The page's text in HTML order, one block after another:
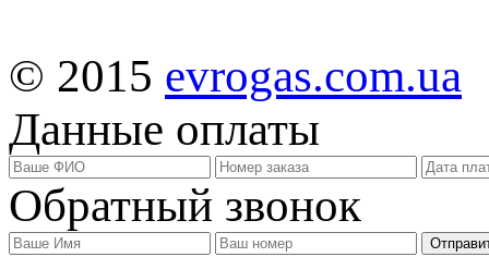
© 2015 evrogas.com.ua
Данные оплаты
Обратный звонок